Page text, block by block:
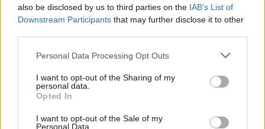
also be disclosed by us to third parties on the IAB’s List of
Downstream Participants that may further disclose it to other
Personal Data Processing Opt Outs
I want to opt-out of the Sharing of my
personal data.
Opted In
I want to opt-out of the Sale of my
Personal Data.
"Ez a halatom csak az erőből ért,
hozzátette, még nem érintett a kirúgások miatt, de mivel nem biztos,
Felszólított mindenkit, hogy ne hagyják, hogy a gyerekeik, unokáik
Megalakították a Szülők a tanárokért csoportot - szeretnének minél
több magyar szülőt elérni. A cél, hogy a döntéshozók felfogják,
mondta a felszólaló szülő.